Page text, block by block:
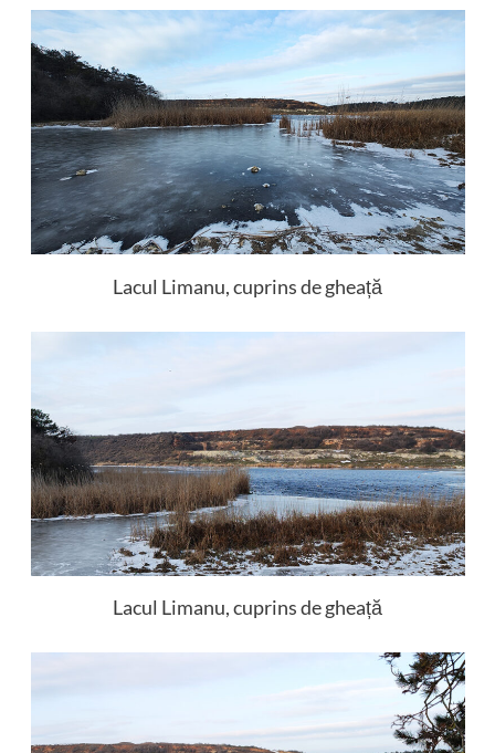
Lacul Limanu, cuprins de gheață
Lacul Limanu, cuprins de gheață